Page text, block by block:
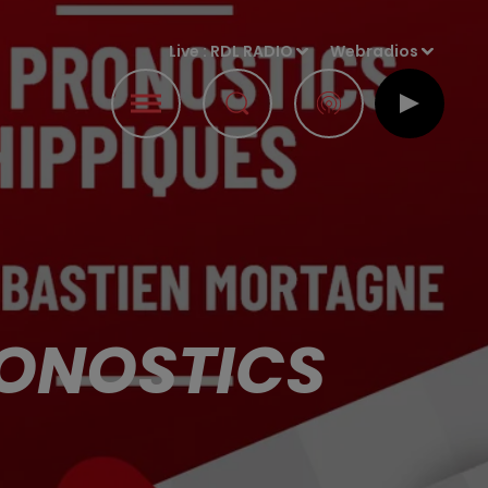
Live :RDL RADIO Webradios